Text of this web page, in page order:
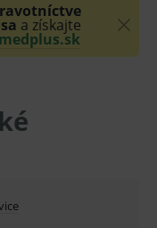
a získajte